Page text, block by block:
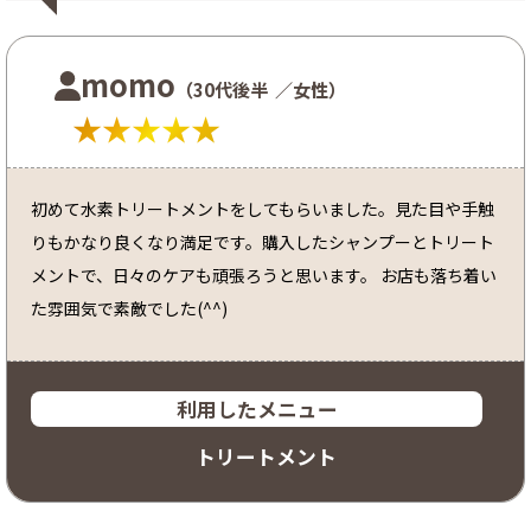
momo （30代後半 ／女性）
★★★★★
初めて水素トリートメントをしてもらいました。見た目や手触
りもかなり良くなり満足です。購入したシャンプーとトリート
メントで、日々のケアも頑張ろうと思います。 お店も落ち着い
た雰囲気で素敵でした(^^)
利用したメニュー
トリートメント